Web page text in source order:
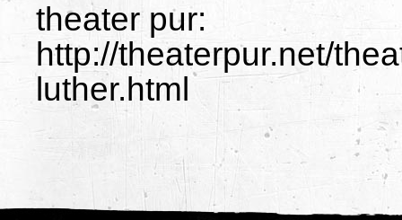
theater pur:
http://theaterpur.net/
luther.html